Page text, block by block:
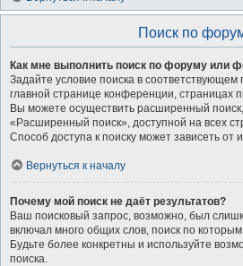
Поиск по
Как мне выполнить поиск по форуму или
Задайте условие поиска в
главной странице конференции, страницах
Вы можете осуществить расширенный
«Расширенный поиск», доступной на всех
Способ доступа к поиску может зависеть от
Вернуться к началу
Почему мой поиск не даёт результатов?
Ваш поисковый запрос, возможно, был
включал много общих слов, поиск по
Будьте более конкретны и используйте
поиска.